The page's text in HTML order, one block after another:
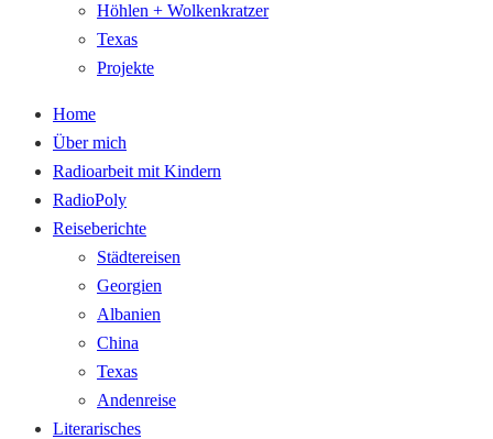
Höhlen + Wolkenkratzer
Texas
Projekte
Home
Über mich
Radioarbeit mit Kindern
RadioPoly
Reiseberichte
Städtereisen
Georgien
Albanien
China
Texas
Andenreise
Literarisches